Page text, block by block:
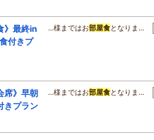
》最終in
付きプ
…様まではお部屋食となりま…
席》早朝
きプラン
…様まではお部屋食となりま…